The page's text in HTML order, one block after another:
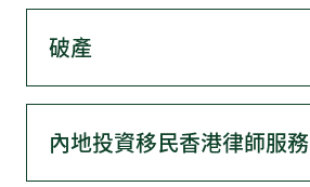
破產
內地投資移民香港律師服務